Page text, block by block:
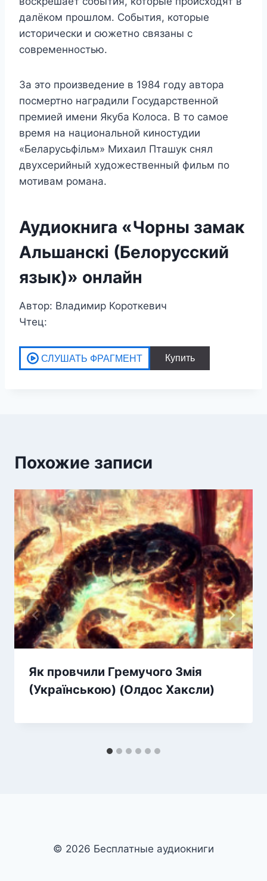
далёком прошлом. События, которые
исторически и сюжетно связаны с
современностью.
За это произведение в 1984 году автора
посмертно наградили Государственной
премией имени Якуба Колоса. В то самое
время на национальной киностудии
«Беларусьфільм» Михаил Пташук снял
двухсерийный художественный фильм по
мотивам романа.
Аудиокнига «Чорны замак
Альшанскі (Белорусский
язык)» онлайн
Автор: Владимир Короткевич
Чтец:
Похожие записи
Як провчили Гремучого Змія
(Українською) (Олдос Хаксли)
© 2026 Бесплатные аудиокниги